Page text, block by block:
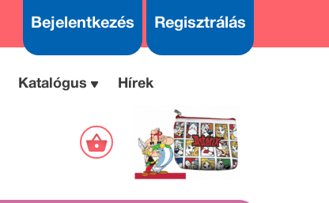
Bejelentkezés Regisztrálás
Katalógus Hírek